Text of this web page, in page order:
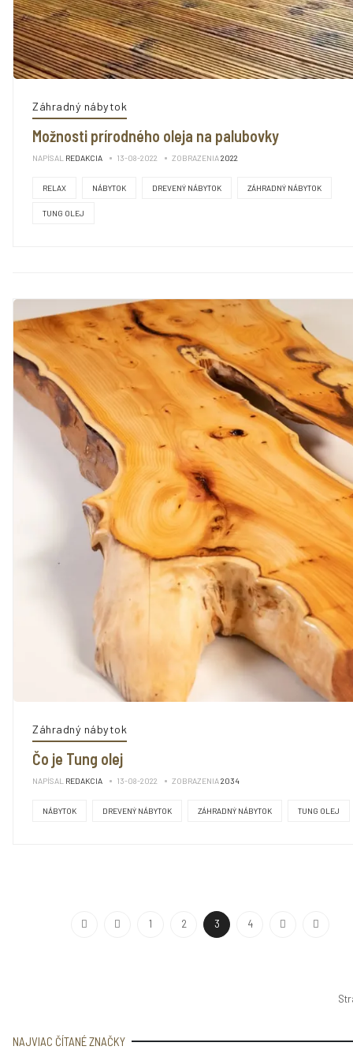
Záhradný nábytok
Možnosti prírodného oleja na palubovky
NAPÍSAL REDAKCIA 13-08-2022 ZOBRAZENIA2022
RELAX NÁBYTOK DREVENÝ NÁBYTOK ZÁHRADNÝ NÁBYTOK
TUNG OLEJ
Záhradný nábytok
Čo je Tung olej
NAPÍSAL REDAKCIA 13-08-2022 ZOBRAZENIA2034
NÁBYTOK DREVENÝ NÁBYTOK ZÁHRADNÝ NÁBYTOK TUNG OLEJ
1 2 3 4
NAJVIAC ČÍTANÉ ZNAČKY